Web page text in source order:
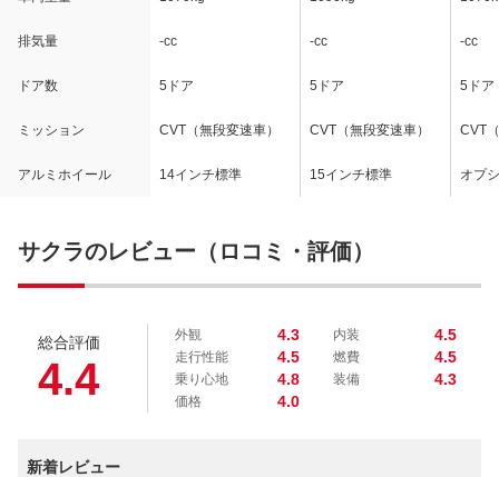
排気量 -cc -cc -cc
ドア数 5ドア 5ドア 5ドア
ミッション CVT（無段変速車） CVT（無段変速車） CVT
アルミホイール 14インチ標準 15インチ標準 オプ
サクラのレビュー（ロコミ・評価）
総合評価
4.4
外観 4.3 内装 4.5
走行性能 4.5 燃費 4.5
乗り心地 4.8 装備 4.3
価格 4.0
新着レビュー